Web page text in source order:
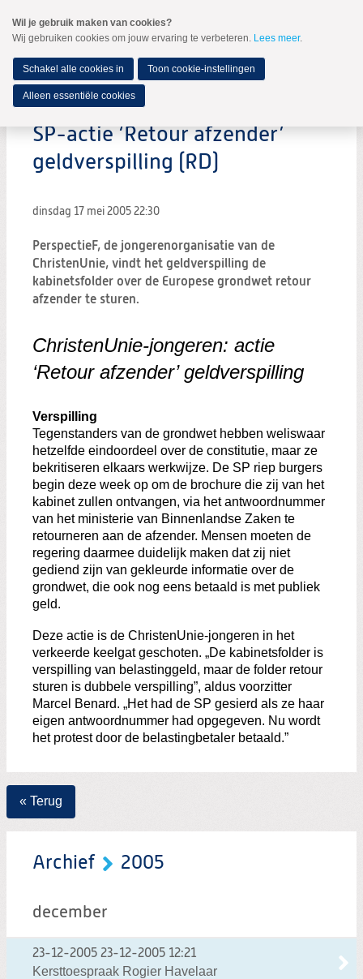
naar
Spring
de
inhoud
Spring
naar
hoofdmenu
MENU
Zoeken:
Zoeken
SP-actie ‘Retour afzender’
geldverspilling (RD)
dinsdag 17 mei 2005 22:30
PerspectieF, de jongerenorganisatie van de
ChristenUnie, vindt het geldverspilling de
kabinetsfolder over de Europese grondwet retour
afzender te sturen.
ChristenUnie-jongeren: actie
‘Retour afzender’ geldverspilling
Verspilling
Tegenstanders van de grondwet hebben weliswaar
hetzelfde eindoordeel over de constitutie, maar ze
bekritiseren elkaars werkwijze. De SP riep burgers
begin deze week op om de brochure die zij van het
kabinet zullen ontvangen, via het antwoordnummer
van het ministerie van Binnenlandse Zaken te
retourneren aan de afzender. Mensen moeten de
regering daarmee duidelijk maken dat zij niet
gediend zijn van gekleurde informatie over de
grondwet, die ook nog eens betaald is met publiek
geld.
Deze actie is de ChristenUnie-jongeren in het
verkeerde keelgat geschoten. „De kabinetsfolder is
verspilling van belastinggeld, maar de folder retour
sturen is dubbele verspilling”, aldus voorzitter
Marcel Benard. „Het had de SP gesierd als ze haar
eigen antwoordnummer had opgegeven. Nu wordt
het protest door de belastingbetaler betaald.”
« Terug
Archief 2005
december
23-12-2005 23-12-2005 12:21
Kersttoespraak Rogier Havelaar
Wil je gebruik maken van cookies?
Wij gebruiken cookies om jouw ervaring te verbeteren. Lees meer.
Schakel alle cookies in Toon cookie-instellingen
Alleen essentiële cookies